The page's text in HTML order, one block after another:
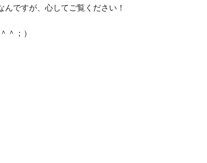
んですが、心してご覧ください！
＾；）